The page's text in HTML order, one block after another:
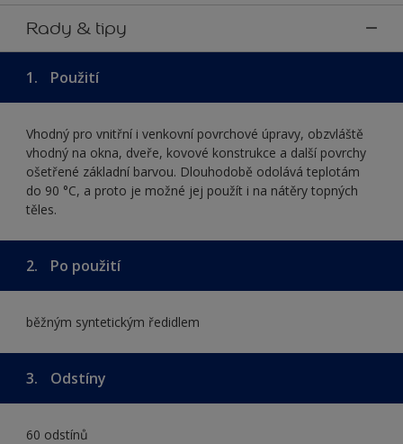
Rady & tipy
1. Použití
Vhodný pro vnitřní i venkovní povrchové úpravy, obzvláště
vhodný na okna, dveře, kovové konstrukce a další povrchy
ošetřené základní barvou. Dlouhodobě odolává teplotám
do 90 °C, a proto je možné jej použít i na nátěry topných
těles.
2. Po použití
běžným syntetickým ředidlem
3. Odstíny
60 odstínů